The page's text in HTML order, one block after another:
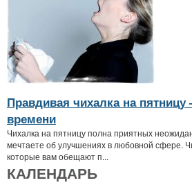
Правдивая чихалка на
времени
Чихалка на пятницу полна приятных
мечтаете об улучшениях в любовной сфере.
которые вам обещают п...
КАЛЕНДАРЬ